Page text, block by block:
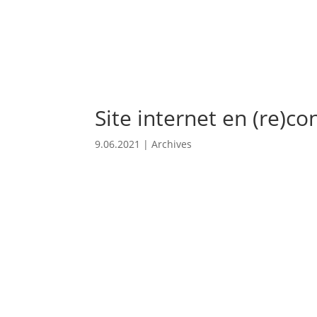
Site internet en
9.06.2021 |Archives